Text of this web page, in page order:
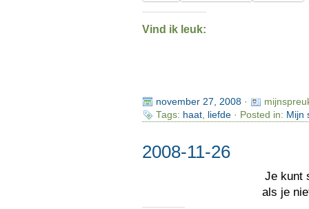
Vind ik leuk:
november 27, 2008·
Tags: haat, liefde· Posted in: Mijn
2008-11-26
Je kunt
als je